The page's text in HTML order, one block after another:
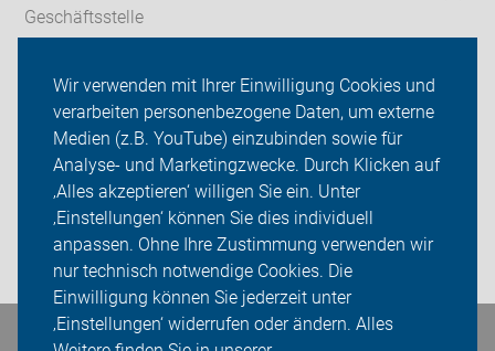
Wir verwenden mit Ihrer Einwilligung Cookies und
verarbeiten personenbezogene Daten, um externe
Medien (z.B. YouTube) einzubinden sowie für
Analyse- und Marketingzwecke. Durch Klicken auf
‚Alles akzeptieren‘ willigen Sie ein. Unter
‚Einstellungen‘ können Sie dies individuell
anpassen. Ohne Ihre Zustimmung verwenden wir
nur technisch notwendige Cookies. Die
Einwilligung können Sie jederzeit unter
‚Einstellungen‘ widerrufen oder ändern. Alles
Geschäftsstelle
ADFC Hamminkeln
Sei dabei
Presse
Login